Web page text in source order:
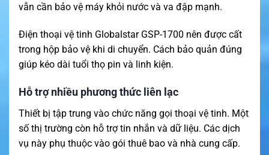
vẫn cần bảo vệ máy khỏi nước và va đập mạnh.
Điện thoại vệ tinh Globalstar GSP-1700 nên được cất
trong hộp bảo vệ khi di chuyển. Cách bảo quản đúng
giúp kéo dài tuổi thọ pin và linh kiện.
Hỗ trợ nhiều phương thức liên lạc
Thiết bị tập trung vào chức năng gọi thoại vệ tinh. Một
số thị trường còn hỗ trợ tin nhắn và dữ liệu. Các dịch
vụ này phụ thuộc vào gói thuê bao và nhà cung cấp.